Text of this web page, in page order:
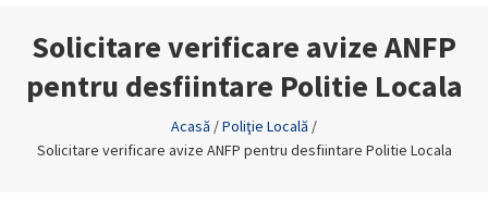
Solicitare verificare avize ANFP
pentru desfiintare Politie Locala
Acasă /Poliţie Locală /
Solicitare verificare avize ANFP pentru desfiintare Politie Locala